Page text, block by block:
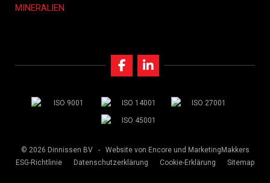
MINERALIEN
© 2026 Dinnissen BV - Website von Encore und MarketingMakkers
ESG-Richtlinie
Datenschutzerklärung Cookie-Erklärung Sitemap